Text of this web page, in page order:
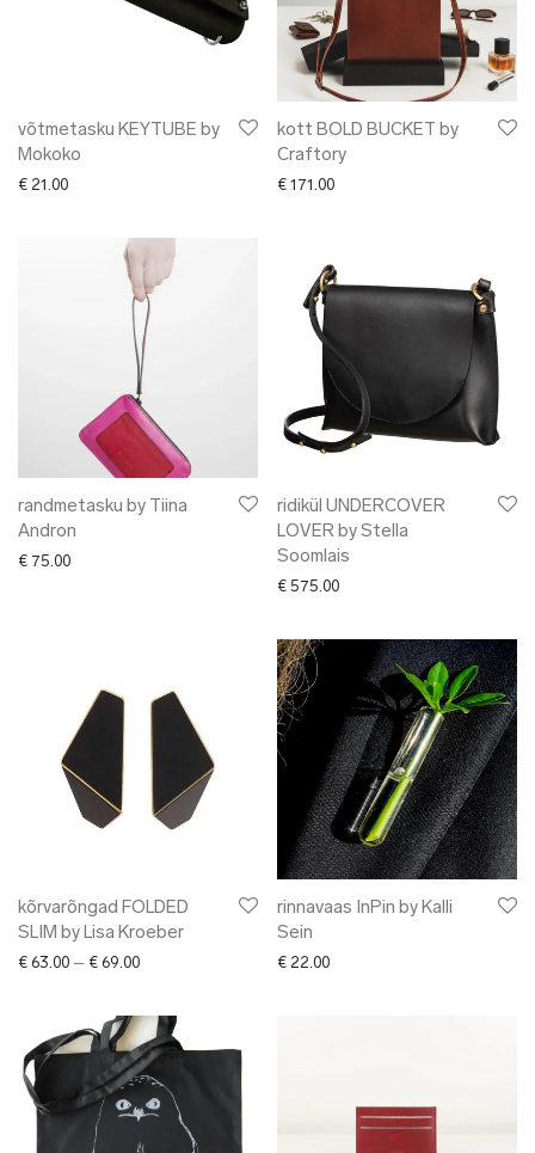
võtmetasku KEYTUBE by
Mokoko
€ 21.00
kott BOLD BUCKET by
Craftory
€ 171.00
randmetasku by Tiina
Andron
€ 75.00
ridikül UNDERCOVER
LOVER by Stella
Soomlais
€ 575.00
kõrvarõngad FOLDED
SLIM by Lisa Kroeber
€ 63.00 – € 69.00Price range: € 63.00 through € 69.00
rinnavaas InPin by Kalli
Sein
€ 22.00